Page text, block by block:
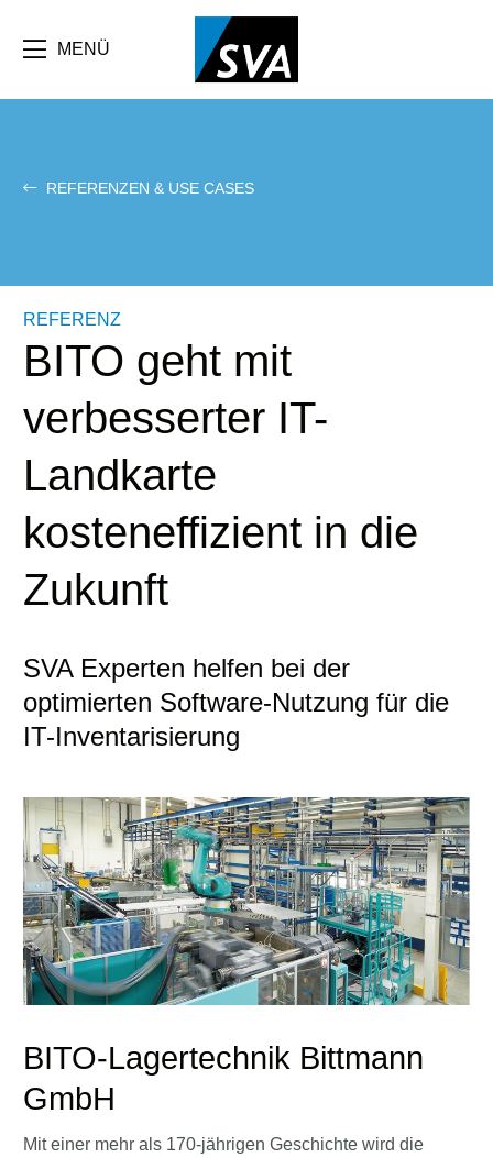
Inhalt
MENÜ
REFERENZEN & USE CASES
REFERENZ
BITO geht mit
verbesserter IT-
Landkarte
kosteneffizient in die
Zukunft
SVA Experten helfen bei der
optimierten Software-Nutzung für die
IT-Inventarisierung
BITO-Lagertechnik Bittmann
GmbH
Mit einer mehr als 170-jährigen Geschichte wird die